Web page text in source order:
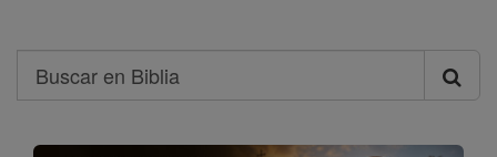
Search
Buscar
en